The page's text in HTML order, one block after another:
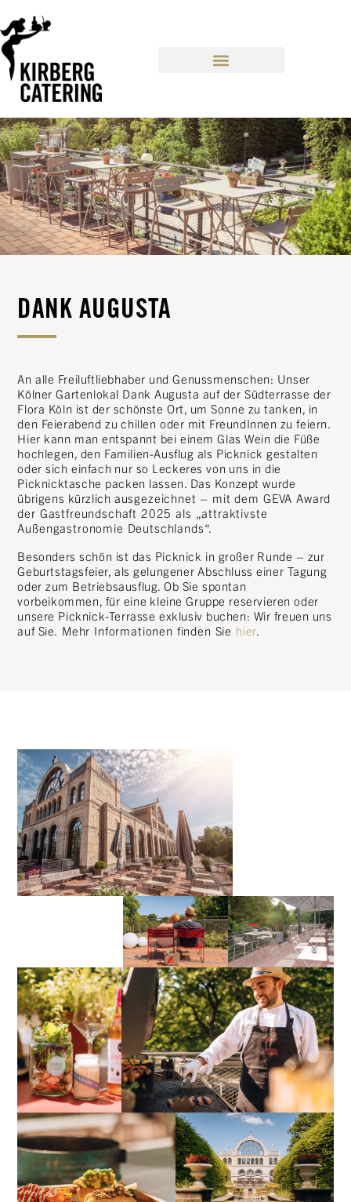
DANK AUGUSTA
An alle Freiluftliebhaber und Genussmenschen: Unser
Kölner Gartenlokal Dank Augusta auf der Südterrasse der
Flora Köln ist der schönste Ort, um Sonne zu tanken, in
den Feierabend zu chillen oder mit FreundInnen zu feiern.
Hier kann man entspannt bei einem Glas Wein die Füße
hochlegen, den Familien-Ausflug als Picknick gestalten
oder sich einfach nur so Leckeres von uns in die
Picknicktasche packen lassen. Das Konzept wurde
übrigens kürzlich ausgezeichnet – mit dem GEVA Award
der Gastfreundschaft 2025 als „attraktivste
Außengastronomie Deutschlands“.
Besonders schön ist das Picknick in großer Runde – zur
Geburtstagsfeier, als gelungener Abschluss einer Tagung
oder zum Betriebsausflug. Ob Sie spontan
vorbeikommen, für eine kleine Gruppe reservieren oder
unsere Picknick-Terrasse exklusiv buchen: Wir freuen uns
auf Sie.
Mehr Informationen finden Sie hier